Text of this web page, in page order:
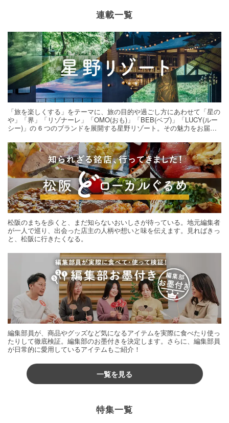
連載一覧
「旅を楽しくする」をテーマに、旅の目的や過ごし方にあわせて「星の
や」「界」「リゾナーレ」「OMO(おも)」「BEB(ベブ)」「LUCY(ルー
シー)」の 6 つのブランドを展開する星野リゾート。その魅力をお届け
松阪のまちを歩くと、まだ知らないおいしさが待っている。地元編集者
が一人で巡り、出会った店主の人柄や想いと味を伝えます。見ればきっ
と、松阪に行きたくなる。
編集部員が、商品やグッズなど気になるアイテムを実際に食べたり使っ
たりして徹底検証。編集部のお墨付きを決定します。さらに、編集部員
が日常的に愛用しているアイテムもご紹介！
一覧を見る
特集一覧